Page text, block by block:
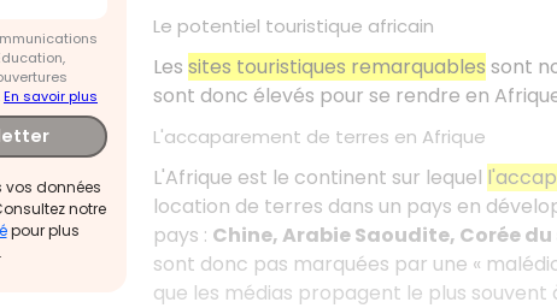
En savoir plus
données
notre
pour plus
Le potentiel touristique africain
Les sites touristiques remarquables sont
sont donc élevés pour se rendre en
L'accaparement de terres en Afrique
L'Afrique est le continent sur lequel
location de terres dans un pays en
pays : Chine, Arabie Saoudite, Corée
sont donc pas marquées par une «
que les médias propagent le plus